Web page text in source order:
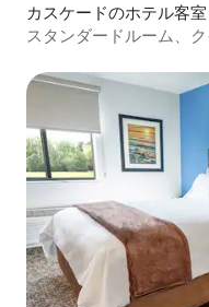
カスケードのホテル客室
スタンダードルーム、